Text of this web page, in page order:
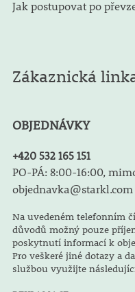
Jak postupovat po
Zákaznická
OBJEDNÁVKY
+420 532 165 151
PO-PÁ: 8:00-16:00,
objednavka@starkl.com
Na uvedeném telefonním
důvodů možný pouze
poskytnutí informací k
Pro veškeré jiné dotazy a
službou využijte